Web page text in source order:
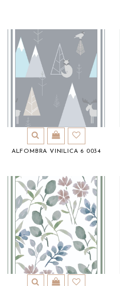
ALFOMBRA VINILICA 6 0034